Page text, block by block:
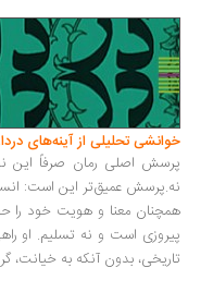
تحلیلی از آینه‌های دردار |
اصلی رمان صرفاً این نیست
عمیق‌تر این است: انسان
معنا و هویت خود را حفظ
است و نه تسلیم. او راهی
بدون آنکه به خیانت، گریز از